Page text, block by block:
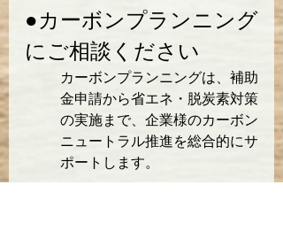
●カーボンプランニング
にご相談ください
カーボンプランニングは、補助
金申請から省エネ・脱炭素対策
の実施まで、企業様のカーボン
ニュートラル推進を総合的にサ
ポートします。